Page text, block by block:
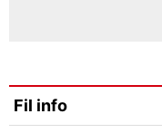
Fil info